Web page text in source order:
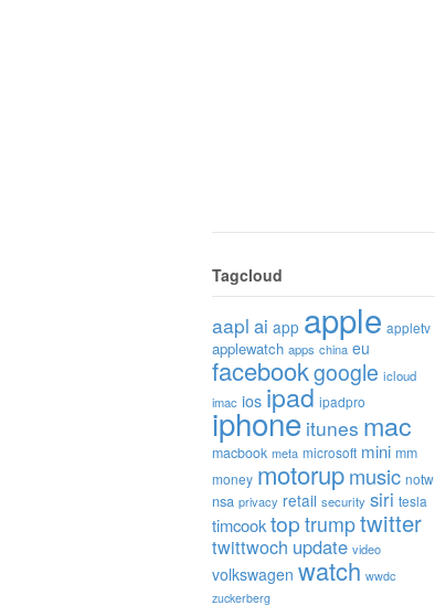
Tagcloud
aapl ai app apple appletv
applewatch apps china eu
facebookgoogle icloud
imac ios ipad ipadpro
iphone itunes mac
macbook meta microsoft mini mm
money motorupmusic notw
nsa privacy retail security siri tesla
timcooktop trumptwitter
twittwoch update video
volkswagen watch wwdc
zuckerberg